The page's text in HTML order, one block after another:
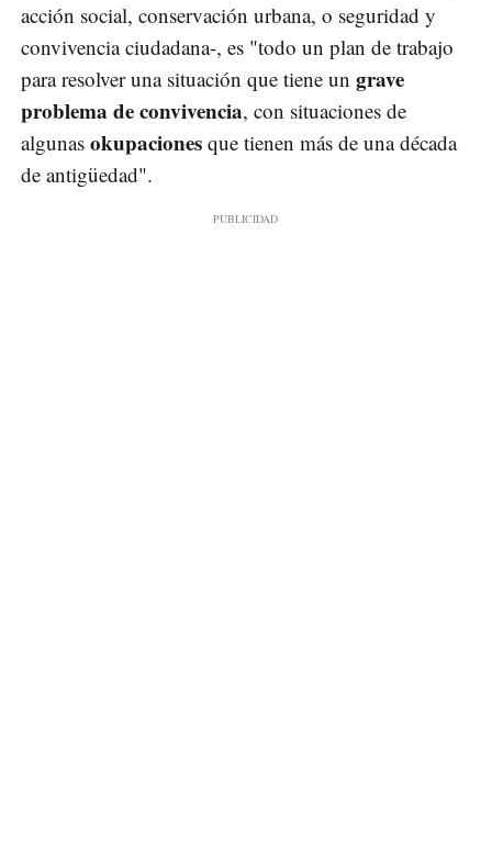
acción social, conservación urbana, o seguridad y
convivencia ciudadana-, es "todo un plan de trabajo
para resolver una situación que tiene un grave
problema de convivencia, con situaciones de
algunas okupaciones que tienen más de una década
de antigüedad".